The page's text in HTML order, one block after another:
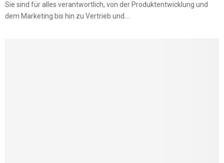
Sie sind für alles verantwortlich, von der Produktentwicklung und
dem Marketing bis hin zu Vertrieb und...